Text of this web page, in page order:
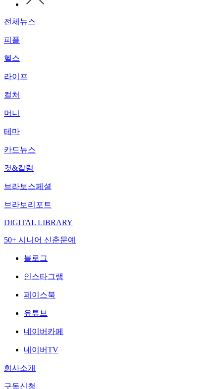
전체뉴스
피플
헬스
라이프
컬처
머니
테마
카드뉴스
컷&칼럼
브라보스페셜
브라보리포트
DIGITAL LIBRARY
50+ 시니어 신춘문예
블로그
인스타그램
페이스북
유튜브
네이버카페
네이버TV
회사소개
구독신청